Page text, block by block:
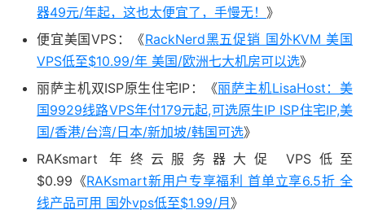
器49元/年起，这也太便宜了，手慢无！ 》
便宜美国VPS：《RackNerd黑五促销 国外KVM 美国
VPS低至$10.99/年 美国/欧洲七大机房可以选》
丽萨主机双ISP原生住宅IP：《丽萨主机LisaHost：美
国9929线路VPS年付179元起,可选原生IP ISP住宅IP,美
国/香港/台湾/日本/新加坡/韩国可选》
RAKsmart 年终云服务器大促 VPS低至
$0.99《RAKsmart新用户专享福利 首单立享6.5折 全
线产品可用 国外vps低至$1.99/月 》